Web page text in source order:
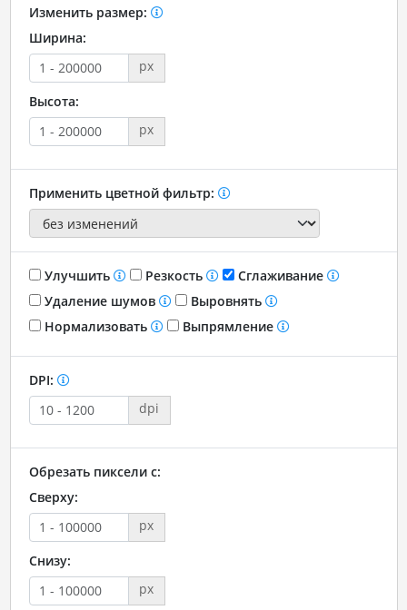
Изменить размер:
Ширина:
px
Высота:
px
Применить цветной фильтр:
Улучшить Резкость
Сглаживание
Удаление шумов
Выровнять
Нормализовать
Выпрямление
DPI:
dpi
Обрезать пиксели с:
Сверху:
px
Снизу:
px